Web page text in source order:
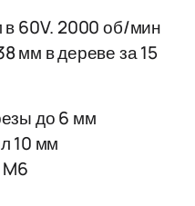
60V. 2000 об/мин
мм в дереве за 15
до 6 мм
10 мм